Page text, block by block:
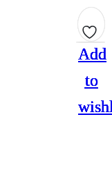
Add
to
Add
to
Add
to
Add
to